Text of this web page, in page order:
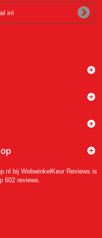
bij WebwinkelKeur Reviews is
602 reviews.